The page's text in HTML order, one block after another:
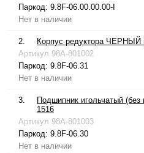
Паркод: 9.8F-06.00.00.00-I
Нет в наличии
2.
Корпус редуктора ЧЕРНЫЙ
Артикул 98A-801002
Паркод: 9.8F-06.31
Нет в наличии
3.
Подшипник игольчатый
1516
Артикул 98A-801003
Паркод: 9.8F-06.30
Нет в наличии